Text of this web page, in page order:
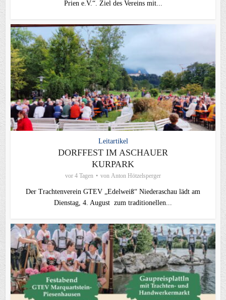
Prien e.V.“. Ziel des Vereins mit...
Leitartikel
DORFFEST IM ASCHAUER
KURPARK
vor 4 Tagen von Anton Hötzelsperger
Der Trachtenverein GTEV „Edelweiß“ Niederaschau lädt am
Dienstag, 4. August zum traditionellen...